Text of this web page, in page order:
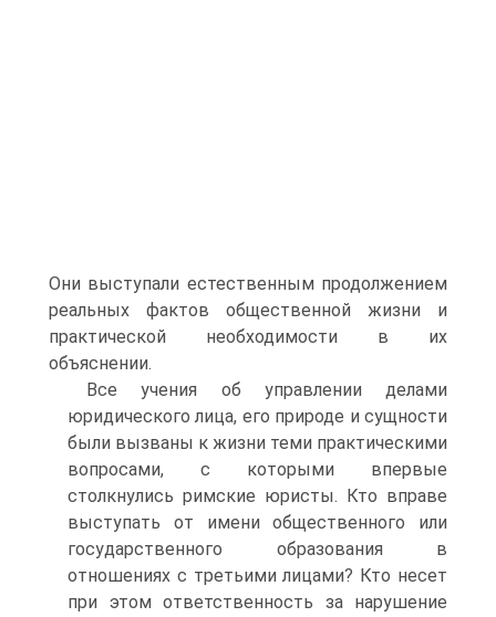
Они выступали естественным продолжением
реальных фактов общественной жизни и
практической необходимости в их
объяснении.
Все учения об управлении делами
юридического лица, его природе и сущности
были вызваны к жизни теми практическими
вопросами, с которыми впервые
столкнулись римские юристы. Кто вправе
выступать от имени общественного или
государственного образования в
отношениях с третьими лицами? Кто несет
при этом ответственность за нарушение